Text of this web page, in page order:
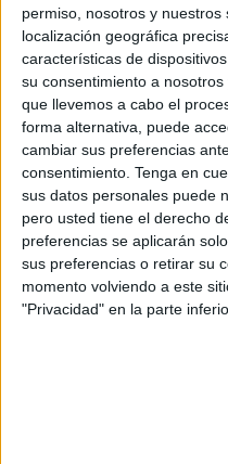
permiso, nosotros y
localización geográfica
características de
su consentimiento a
que llevemos a cabo el
forma alternativa, puede
cambiar sus preferencias
consentimiento. Tenga en
sus datos personales puede
pero usted tiene el derecho
preferencias se aplicarán
sus preferencias o retirar su
momento volviendo a este
"Privacidad" en la parte